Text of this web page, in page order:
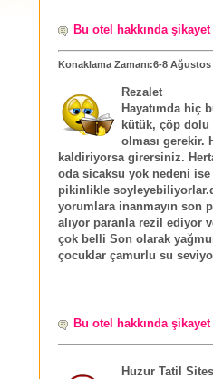
Bu otel hakkında şikayet
Konaklama Zamanı:6-8 Ağustos
Rezalet
Hayatımda hiç
kütük, çöp
olması gerekir.
kaldiriyorsa girersiniz.
oda sicaksu yok nedeni
pikinlikle
yorumlara inanmayın son
alıyor paranla rezil ediyor
çok belli Son olarak
çocuklar çamurlu su
Bu otel hakkında şikayet
Huzur Tatil